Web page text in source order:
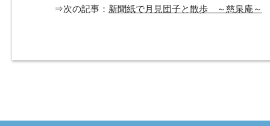
⇒次の記事： 新聞紙で月見団子と散歩 ～慈泉庵～